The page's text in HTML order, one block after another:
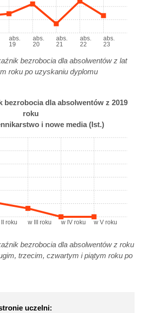
abs.
19
abs.
20
abs.
21
abs.
22
abs.
23
bezrobocia dla absolwentów z lat
roku po uzyskaniu dyplomu
bezrobocia dla absolwentów z 2019
roku
i nowe media (Ist.)
roku w III roku w IV roku w V roku
bezrobocia dla absolwentów z roku
trzecim, czwartym i piątym roku po
uczelni: